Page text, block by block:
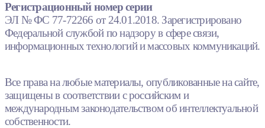
Регистрационный номер серии
ЭЛ № ФС 77-72266 от 24.01.2018. Зарегистрировано
Федеральной службой по надзору в сфере связи,
информационных технологий и массовых коммуникаций.
Все права на любые материалы, опубликованные на сайте,
защищены в соответствии с российским и
международным законодательством об интеллектуальной
собственности.